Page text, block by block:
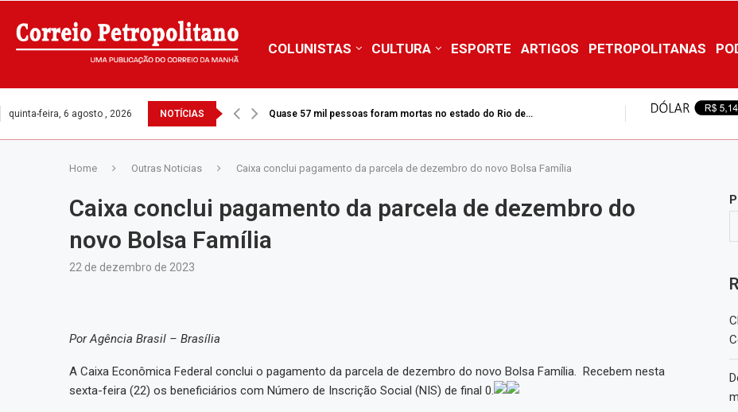
COLUNISTAS CULTURA ESPORTE ARTIGOS PETROPOLITANAS
quinta-feira, 6 agosto , 2026 NOTÍCIAS Área devastada por incêndio sobe para 45 hectares no Pico da...
Home Outras Noticias Caixa conclui pagamento da parcela de dezembro do novo Bolsa Família
Caixa conclui pagamento da parcela de dezembro do
novo Bolsa Família
22 de dezembro de 2023
Por Agência Brasil – Brasília
A Caixa Econômica Federal conclui o pagamento da parcela de dezembro do novo Bolsa Família. Recebem nesta
sexta-feira (22) os beneficiários com Número de Inscrição Social (NIS) de final 0.